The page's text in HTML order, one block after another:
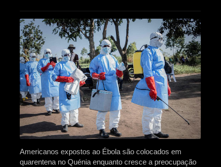
Americanos expostos ao Ébola são colocados em
quarentena no Quénia enquanto cresce a preocupação